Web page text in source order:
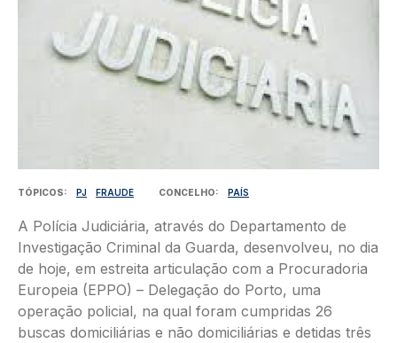
TÓPICOS PJ FRAUDE CONCELHO PAÍS
A Polícia Judiciária, através do Departamento de
Investigação Criminal da Guarda, desenvolveu, no dia
de hoje, em estreita articulação com a Procuradoria
Europeia (EPPO) – Delegação do Porto, uma
operação policial, na qual foram cumpridas 26
buscas domiciliárias e não domiciliárias e detidas três